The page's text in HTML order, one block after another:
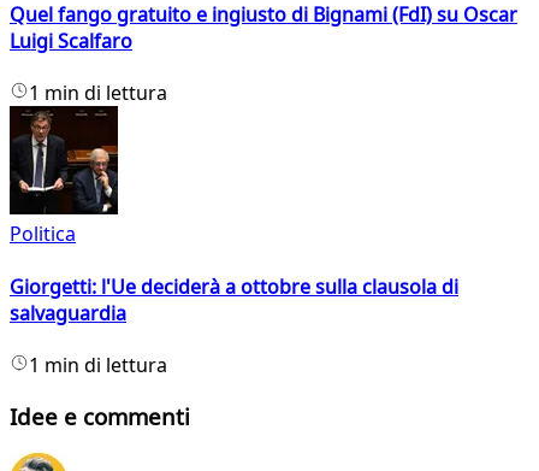
Quel fango gratuito e ingiusto di Bignami (FdI) su Oscar
Luigi Scalfaro
1 min di lettura
Politica
Giorgetti: l'Ue deciderà a ottobre sulla clausola di
salvaguardia
1 min di lettura
Idee e commenti